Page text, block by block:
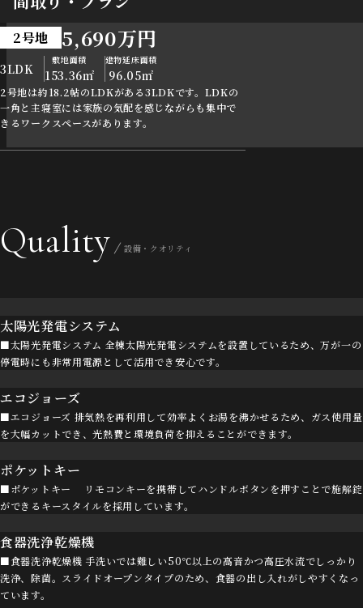
2号地 5,690万円
3LDK
敷地面積
153.36㎡
建物延床面積
96.05㎡
2号地は約18.2帖のLDKがある3LDKです。LDKの
一角と主寝室には家族の気配を感じながらも集中で
きるワークスペースがあります。
Quality 設備・クオリティ
太陽光発電システム
■太陽光発電システム 全棟太陽光発電システムを設置しているため、万が一の
停電時にも非常用電源として活用でき安心です。
エコジョーズ
■エコジョーズ 排気熱を再利用して効率よくお湯を沸かせるため、ガス使用量
を大幅カットでき、光熱費と環境負荷を抑えることができます。
ポケットキー
■ポケットキー リモコンキーを携帯してハンドルボタンを押すことで施解錠
ができるキースタイルを採用しています。
食器洗浄乾燥機
■食器洗浄乾燥機 手洗いでは難しい50℃以上の高音かつ高圧水流でしっかり
洗浄、除菌。スライドオープンタイプのため、食器の出し入れがしやすくなっ
ています。